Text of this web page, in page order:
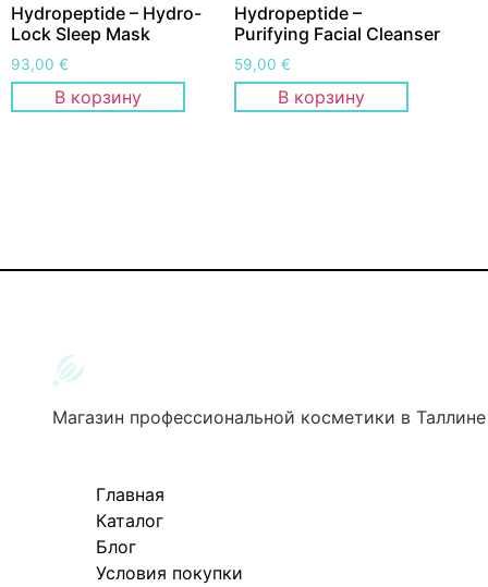
Hydropeptide – Hydro-
Lock Sleep Mask
93,00 €
В корзину
Hydropeptide –
Purifying Facial Cleanser
59,00€
В корзину
Магазин профессиональной косметики в Таллине
Главная
Каталог
Блог
Условия покупки